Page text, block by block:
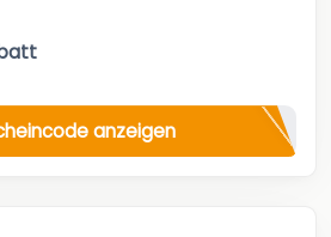
anzeigen